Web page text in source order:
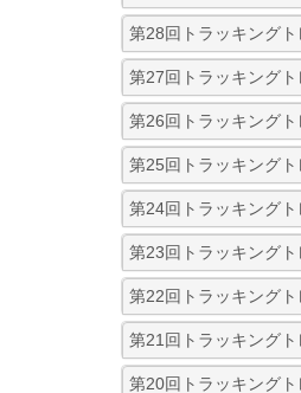
第28回トラッキング
第27回トラッキング
第26回トラッキング
第25回トラッキング
第24回トラッキング
第23回トラッキング
第22回トラッキング
第21回トラッキング
第20回トラッキング